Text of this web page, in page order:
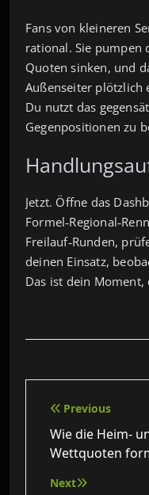
Fans von kleineren
rational. Sie pumpen
Quoten sinken, und
Außenseiter plötzlich
Du nutzt das
Gegenpositionen zu
Jetzt. Öffne das
Freilauf‑Runden,
deinen Einsatz,
Das ist dein Moment,
Previous
Wie die Heim-
Wettquoten
Next